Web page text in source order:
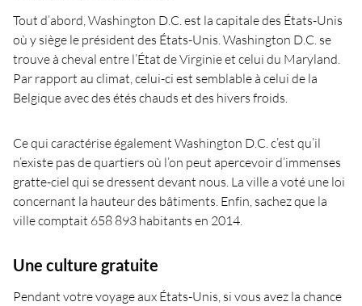
Tout d’abord, Washington D.C. est la capitale des États-Unis
où y siège le président des États-Unis. Washington D.C. se
trouve à cheval entre l’État de Virginie et celui du Maryland.
Par rapport au climat, celui-ci est semblable à celui de la
Belgique avec des étés chauds et des hivers froids.
Ce qui caractérise également Washington D.C. c’est qu’il
n’existe pas de quartiers où l’on peut apercevoir d’immenses
gratte-ciel qui se dressent devant nous. La ville a voté une loi
concernant la hauteur des bâtiments. Enfin, sachez que la
ville comptait 658 893 habitants en 2014.
Une culture gratuite
Pendant votre voyage aux États-Unis, si vous avez la chance